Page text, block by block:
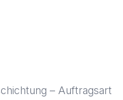
– Auftragsart